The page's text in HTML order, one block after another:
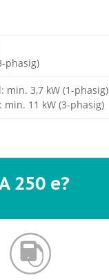
phasig)
min. 3,7 kW (1-phasig)
11 kW (3-phasig)
250 e?